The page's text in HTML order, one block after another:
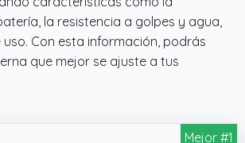
la resistencia a golpes y agua,
Con esta información, podrás
que mejor se ajuste a tus
Mejor #1